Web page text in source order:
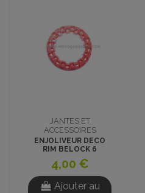
JANTES ET
ACCESSOIRES
ENJOLIVEUR DECO
RIM BELOCK 6
POUCES ROUGE
4,00 €
Ajouter au